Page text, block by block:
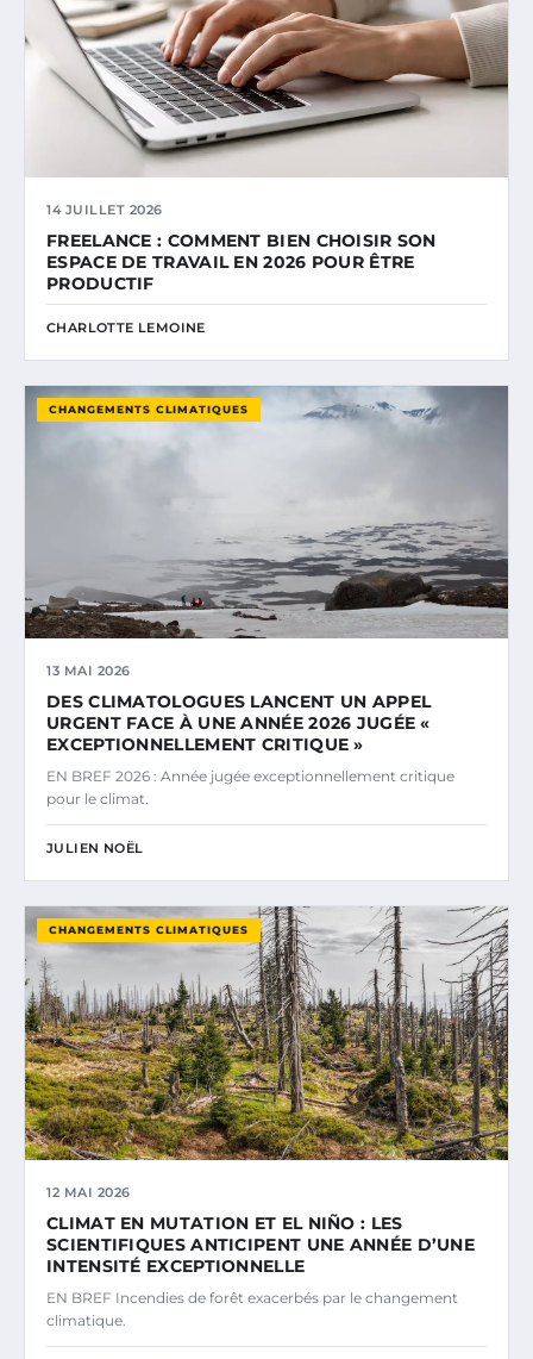
14 JUILLET 2026
FREELANCE : COMMENT BIEN CHOISIR SON
ESPACE DE TRAVAIL EN 2026 POUR ÊTRE
PRODUCTIF
CHARLOTTE LEMOINE
CHANGEMENTS CLIMATIQUES
13 MAI 2026
DES CLIMATOLOGUES LANCENT UN APPEL
URGENT FACE À UNE ANNÉE 2026 JUGÉE «
EXCEPTIONNELLEMENT CRITIQUE »
EN BREF 2026 : Année jugée exceptionnellement critique
pour le climat.
JULIEN NOËL
CHANGEMENTS CLIMATIQUES
12 MAI 2026
CLIMAT EN MUTATION ET EL NIÑO : LES
SCIENTIFIQUES ANTICIPENT UNE ANNÉE D’UNE
INTENSITÉ EXCEPTIONNELLE
EN BREF Incendies de forêt exacerbés par le changement
climatique.